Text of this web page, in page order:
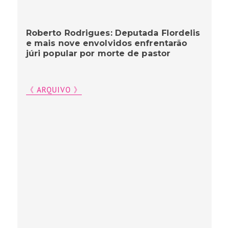
Roberto Rodrigues: Deputada Flordelis
e mais nove envolvidos enfrentarão
júri popular por morte de pastor
《 ARQUIVO 》